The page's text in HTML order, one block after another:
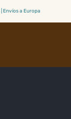
Envíos a Europa